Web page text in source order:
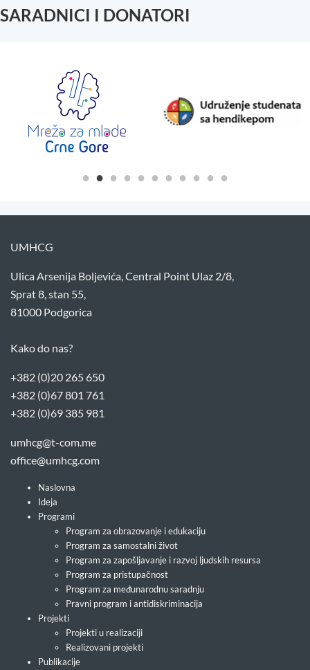
SARADNICI I DONATORI
UMHCG
Ulica Arsenija Boljevića, Central Point Ulaz 2/8,
Sprat 8, stan 55,
81000 Podgorica
Kako do nas?
+382 (0)20 265 650
+382 (0)67 801 761
+382 (0)69 385 981
umhcg@t-com.me
office@umhcg.com
Naslovna
Ideja
Programi
Program za obrazovanje i edukaciju
Program za samostalni život
Program za zapošljavanje i razvoj ljudskih resursa
Program za pristupačnost
Program za međunarodnu saradnju
Pravni program i antidiskriminacija
Projekti
Projekti u realizaciji
Realizovani projekti
Publikacije